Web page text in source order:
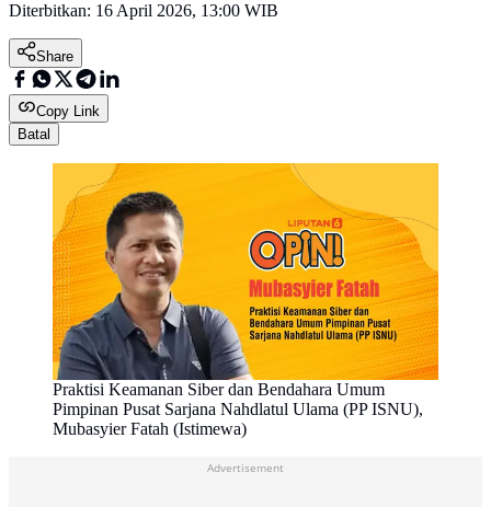
Diterbitkan: 16 April 2026, 13:00 WIB
Share
Copy Link
Batal
Praktisi Keamanan Siber dan Bendahara Umum
Pimpinan Pusat Sarjana Nahdlatul Ulama (PP ISNU),
Mubasyier Fatah (Istimewa)